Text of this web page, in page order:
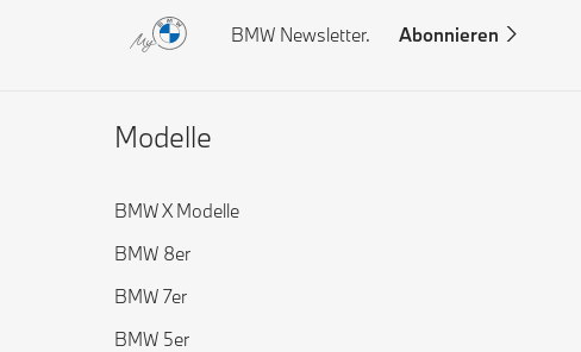
BMW Newsletter. Abonnieren
Modelle
BMW X Modelle
BMW 8er
BMW 7er
BMW 5er